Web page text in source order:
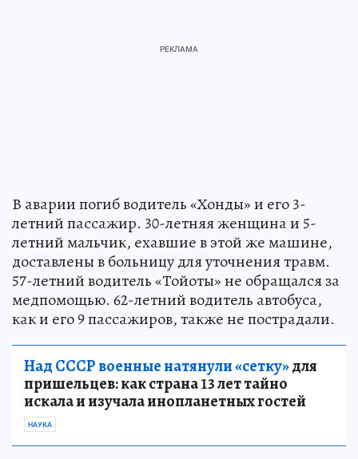
В аварии погиб водитель «Хонды» и его 3-
летний пассажир. 30-летняя женщина и 5-
летний мальчик, ехавшие в этой же машине,
доставлены в больницу для уточнения травм.
57-летний водитель «Тойоты» не обращался за
медпомощью. 62-летний водитель автобуса,
как и его 9 пассажиров, также не пострадали.
Над СССР военные натянули «сетку»для
пришельцев: как страна 13 лет тайно
искала и изучала инопланетных гостей
НАУКА